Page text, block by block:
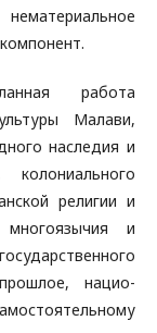
работа
Малави,
наследия и
колониального
религии и
многоязычия и
нацио-